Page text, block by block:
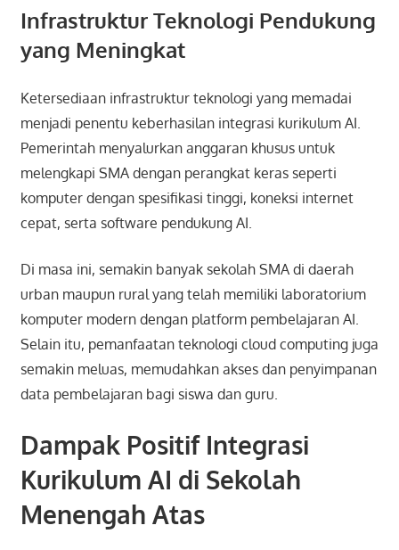
Infrastruktur Teknologi Pendukung
yang Meningkat
Ketersediaan infrastruktur teknologi yang memadai
menjadi penentu keberhasilan integrasi kurikulum AI.
Pemerintah menyalurkan anggaran khusus untuk
melengkapi SMA dengan perangkat keras seperti
komputer dengan spesifikasi tinggi, koneksi internet
cepat, serta software pendukung AI.
Di masa ini, semakin banyak sekolah SMA di daerah
urban maupun rural yang telah memiliki laboratorium
komputer modern dengan platform pembelajaran AI.
Selain itu, pemanfaatan teknologi cloud computing juga
semakin meluas, memudahkan akses dan penyimpanan
data pembelajaran bagi siswa dan guru.
Dampak Positif Integrasi
Kurikulum AI di Sekolah
Menengah Atas